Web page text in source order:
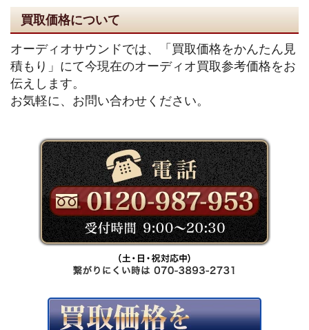
買取価格について
オーディオサウンドでは、「買取価格をかんたん見
積もり」にて今現在のオーディオ買取参考価格をお
伝えします。
お気軽に、お問い合わせください。